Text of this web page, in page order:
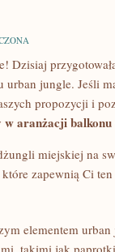
urban ‍jungle. Jeśli
propozycji i
w aranżacji
miejskiej na
zapewnią Ci
elementem
takimi jak